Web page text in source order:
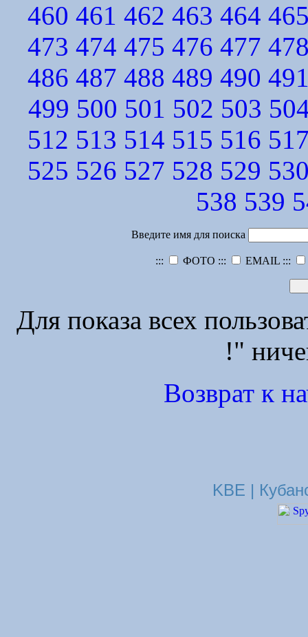
460 461 462 463 464
473 474 475 476 477
486 487 488 489 490
499 500 501 502 503
512 513 514 515 516
525 526 527 528 529
538 539
Введите имя для поиска
::: ФОТО ::: EMAIL :::
Для показа всех
!"
Возврат к
KBE |